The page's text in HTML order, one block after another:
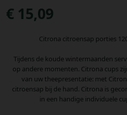
€ 15,09
Citrona citroensap porties
Tijdens de koude wintermaanden
op andere momenten. Citrona cups
van uw theepresentatie: met
citroensap bij de hand. Citrona is
in een handige individuele